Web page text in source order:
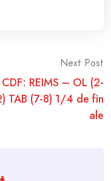
Next Post
CDF: REIMS – OL (2-
TAB (7-8) 1/4 de fin
ale